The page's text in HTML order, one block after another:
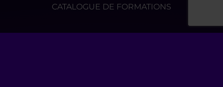
CATALOGUE DE FORMATIONS